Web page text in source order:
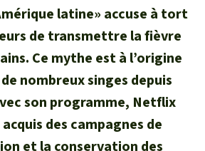
Les aires protégées
La forêt tropicale
Le bois tropical
Les biocarburants
fréquentes
annuels
légales
aux activistes
latine
latine» accuse à tort
de transmettre la fièvre
Ce mythe est à l’origine
nombreux singes depuis
son programme, Netflix
des campagnes de
et la conservation des